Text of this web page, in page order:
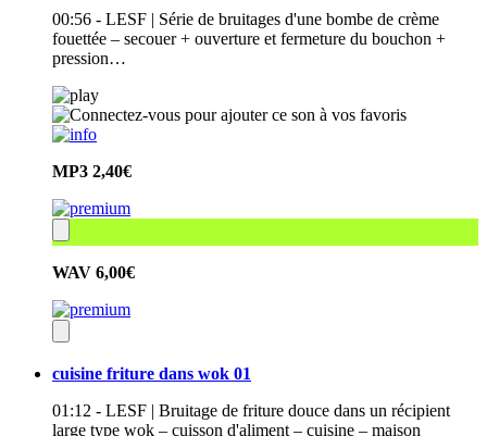
00:56 - LESF | Série de bruitages d'une bombe de crème
fouettée – secouer + ouverture et fermeture du bouchon +
pression…
MP3 2,40€
WAV 6,00€
cuisine friture dans wok 01
01:12 - LESF | Bruitage de friture douce dans un récipient
large type wok – cuisson d'aliment – cuisine – maison